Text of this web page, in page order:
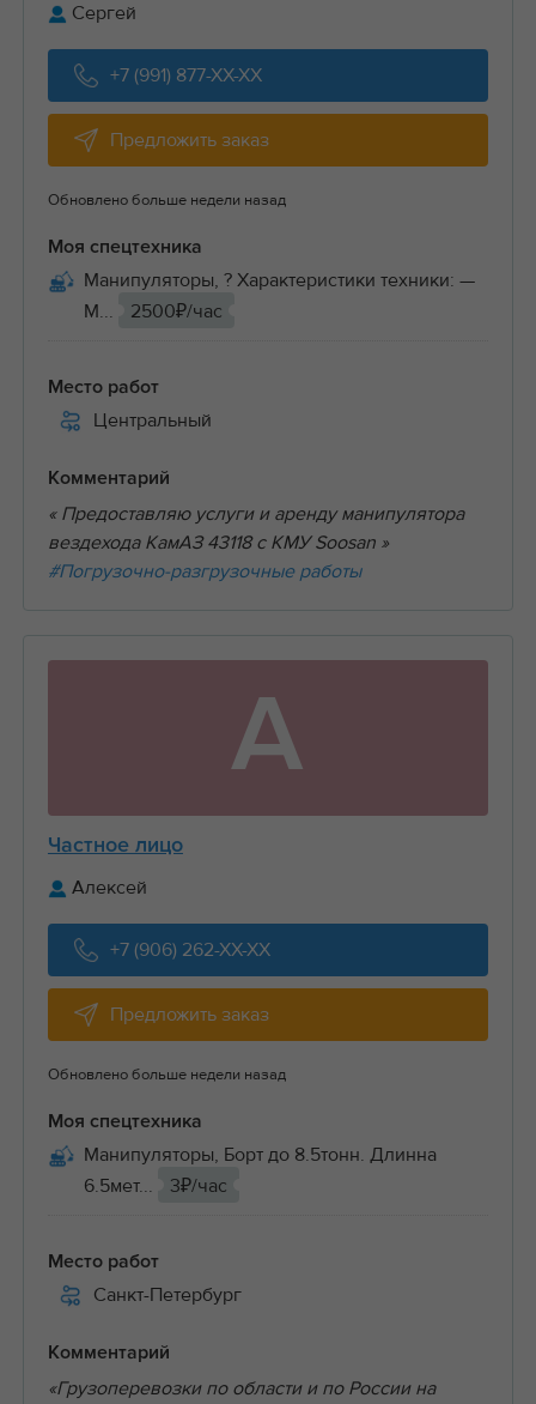
Сергей
+7 (991) 877-XX-XX
Предложить заказ
Обновлено больше недели назад
Моя спецтехника
Манипуляторы, ? Характеристики техники: —
М...
2500₽/час
Место работ
Центральный
Комментарий
« Предоставляю услуги и аренду манипулятора
вездехода КамАЗ 43118 с КМУ Soosan »
#Погрузочно-разгрузочные работы
А
Частное лицо
Алексей
+7 (906) 262-XX-XX
Предложить заказ
Обновлено больше недели назад
Моя спецтехника
Манипуляторы, Борт до 8.5тонн. Длинна
6.5мет...
3₽/час
Место работ
Санкт-Петербург
Комментарий
«Грузоперевозки по области и по России на